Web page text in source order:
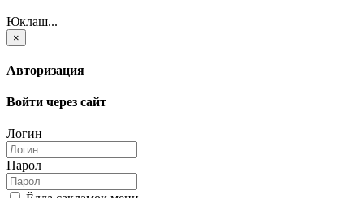
Юклаш...
×
Авторизация
Войти через сайт
Логин
Парол